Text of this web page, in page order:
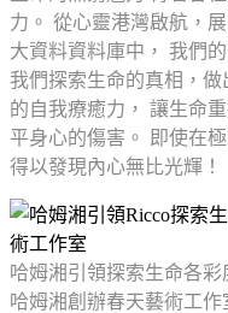
力。 從心靈港灣啟航，
大資料資料庫中， 我們
我們探索生命的真相，
的自我療癒力， 讓生命
平身心的傷害。 即使在
得以發現內心無比光輝！
哈姆湘引領探索生命各彩
哈姆湘創辦春天藝術工作